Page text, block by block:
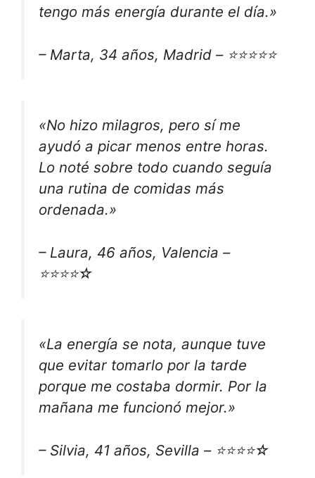
tengo más energía durante el día.»
– Marta, 34 años, Madrid – ⭐⭐⭐⭐⭐
«No hizo milagros, pero sí me
ayudó a picar menos entre horas.
Lo noté sobre todo cuando seguía
una rutina de comidas más
ordenada.»
– Laura, 46 años, Valencia –
⭐⭐⭐⭐☆
«La energía se nota, aunque tuve
que evitar tomarlo por la tarde
porque me costaba dormir. Por la
mañana me funcionó mejor.»
– Silvia, 41 años, Sevilla – ⭐⭐⭐⭐☆